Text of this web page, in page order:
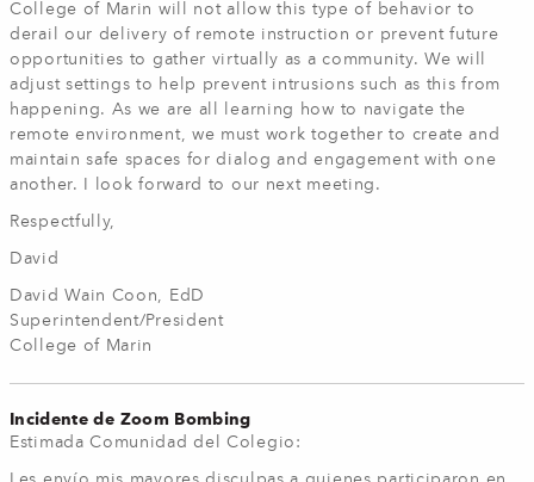
College of Marin will not allow this type of behavior to
derail our delivery of remote instruction or prevent future
opportunities to gather virtually as a community. We will
adjust settings to help prevent intrusions such as this from
happening. As we are all learning how to navigate the
remote environment, we must work together to create and
maintain safe spaces for dialog and engagement with one
another. I look forward to our next meeting.
Respectfully,
David
David Wain Coon, EdD
Superintendent/President
College of Marin
Incidente de Zoom Bombing
Estimada Comunidad del Colegio: